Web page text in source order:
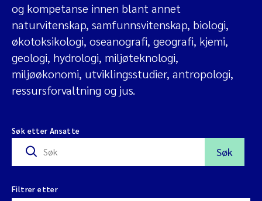
og kompetanse innen blant annet
naturvitenskap, samfunnsvitenskap, biologi,
økotoksikologi, oseanografi, geografi, kjemi,
geologi, hydrologi, miljøteknologi,
miljøøkonomi, utviklingsstudier, antropologi,
ressursforvaltning og jus.
Søk etter Ansatte
Søk
Filtrer etter